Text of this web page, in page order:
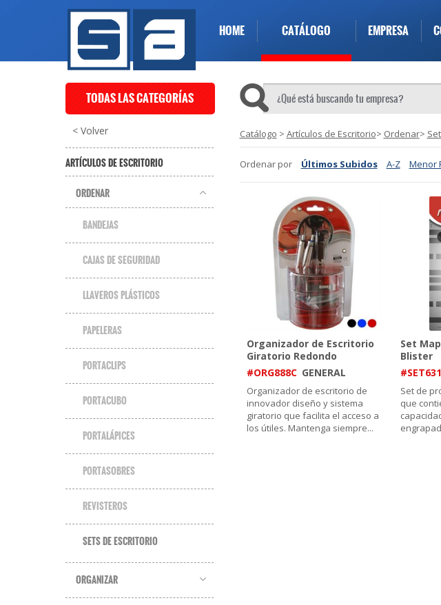
HOME CATÁLOGO EMPRESA
TODAS LAS CATEGORÍAS
< Volver
ARTÍCULOS DE ESCRITORIO
ORDENAR
BANDEJAS
CAJAS DE SEGURIDAD
LLAVEROS PLÁSTICOS
PAPELERAS
PORTACLIPS
PORTACUBO
PORTALÁPICES
PORTASOBRES
REVISTEROS
SETS DE ESCRITORIO
ORGANIZAR
Catálogo > Artículos de Escritorio> Ordenar>
Ordenar por Últimos Subidos A-Z Menor
Organizador de Escritorio
Giratorio Redondo
#ORG888C GENERAL
Organizador de escritorio de
innovador diseño y sistema
giratorio que facilita el acceso a
los útiles. Mantenga siempre...
Set
Blister
Set de
que